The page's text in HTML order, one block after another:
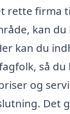
rette firma
kan du
kan du
så du
og
Det